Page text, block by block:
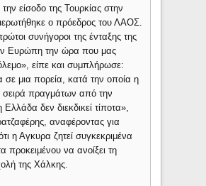
είσοδο της Τουρκίας στην
ο πρόεδρος του ΛΑΟΣ.
συνήγοροι της ένταξης της
Ευρώπη την ώρα που μας
είπε και συμπλήρωσε:
σε μια πορεία, κατά την οποία η
σειρά πραγμάτων από την
δεν διεκδικεί τίποτα»,
αναφέροντας για
η Αγκυρα ζητεί συγκεκριμένα
προκειμένου να ανοίξει τη
της Χάλκης.